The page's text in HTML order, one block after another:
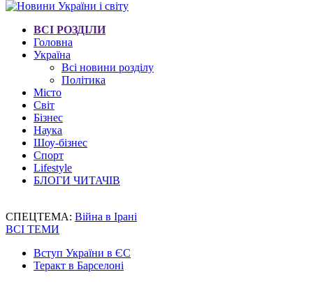
ВСІ РОЗДІЛИ
Головна
Україна
Всі новини розділу
Політика
Місто
Світ
Бізнес
Наука
Шоу-бізнес
Спорт
Lifestyle
БЛОГИ ЧИТАЧІВ
СПЕЦТЕМА: Війна в Ірані
ВСІ ТЕМИ
Вступ України в ЄС
Теракт в Барселоні